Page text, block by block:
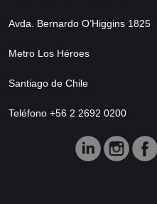
Avda. Bernardo O’Higgins 1825
Metro Los Héroes
Santiago de Chile
Teléfono +56 2 2692 0200